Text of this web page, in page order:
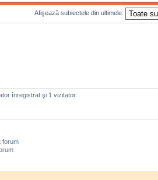
Afişează subiectele din ultimele:
înregistrat şi 1 vizitator
forum